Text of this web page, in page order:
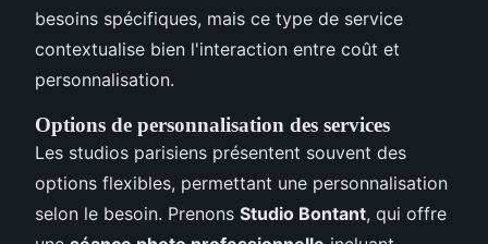
besoins spécifiques, mais ce type de service
contextualise bien l'interaction entre coût et
personnalisation.
Options de personnalisation des services
Les studios parisiens présentent souvent des
options flexibles, permettant une personnalisation
selon le besoin. Prenons Studio Bontant, qui offre